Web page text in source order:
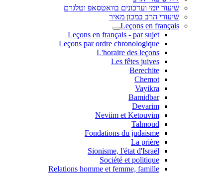
שיעור יומי ועדכונים בוואטסאפ וטלגרם
שיעורי הרב במכון מאיר
Leçons en français
Leçons en français - par sujet
Leçons par ordre chronologique
L'horaire des leçons
Les fêtes juives
Berechite
Chemot
Vayikra
Bamidbar
Devarim
Neviim et Ketouvim
Talmoud
Fondations du judaisme
La prière
Sionisme, l'état d'Israël
Société et politique
Relations homme et femme, famille